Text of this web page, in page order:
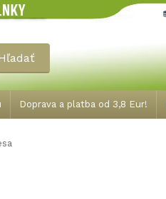
Doprava a platba od 3,8 Eur!